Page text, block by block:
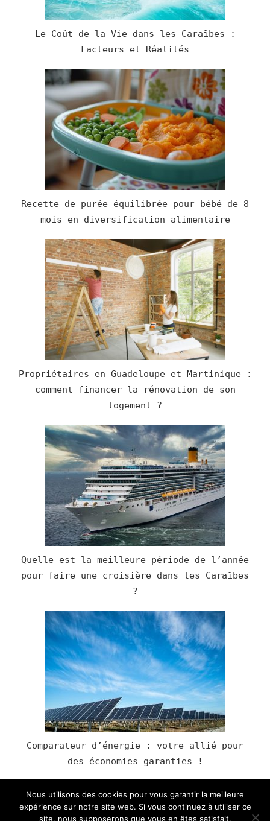
Le Coût de la Vie dans les Caraïbes :
Facteurs et Réalités
Recette de purée équilibrée pour bébé de 8
mois en diversification alimentaire
Propriétaires en Guadeloupe et Martinique :
comment financer la rénovation de son
logement ?
Quelle est la meilleure période de l’année
pour faire une croisière dans les Caraïbes
?
Comparateur d’énergie : votre allié pour
des économies garanties !
Nous utilisons des cookies pour vous garantir la meilleure
expérience sur notre site web. Si vous continuez à utiliser ce
site, nous supposerons que vous en êtes satisfait.